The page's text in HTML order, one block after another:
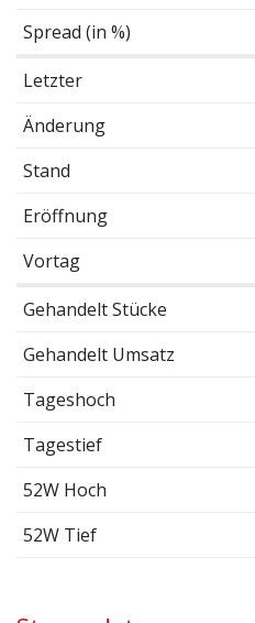
Spread (in %)
Letzter
Änderung
Stand
Eröffnung
Vortag
Gehandelt Stücke
Gehandelt Umsatz
Tageshoch
Tagestief
52W Hoch
52W Tief